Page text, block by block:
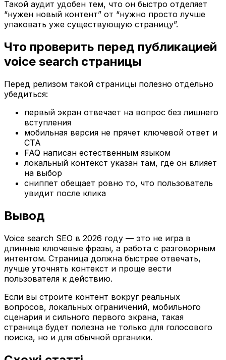
Такой аудит удобен тем, что он быстро отделяет
“нужен новый контент” от “нужно просто лучше
упаковать уже существующую страницу”.
Что проверить перед публикацией
voice search страницы
Перед релизом такой страницы полезно отдельно
убедиться:
первый экран отвечает на вопрос без лишнего
вступления
мобильная версия не прячет ключевой ответ и
CTA
FAQ написан естественным языком
локальный контекст указан там, где он влияет
на выбор
сниппет обещает ровно то, что пользователь
увидит после клика
Вывод
Voice search SEO в 2026 году — это не игра в
длинные ключевые фразы, а работа с разговорным
интентом. Страница должна быстрее отвечать,
лучше уточнять контекст и проще вести
пользователя к действию.
Если вы строите контент вокруг реальных
вопросов, локальных ограничений, мобильного
сценария и сильного первого экрана, такая
страница будет полезна не только для голосового
поиска, но и для обычной органики.